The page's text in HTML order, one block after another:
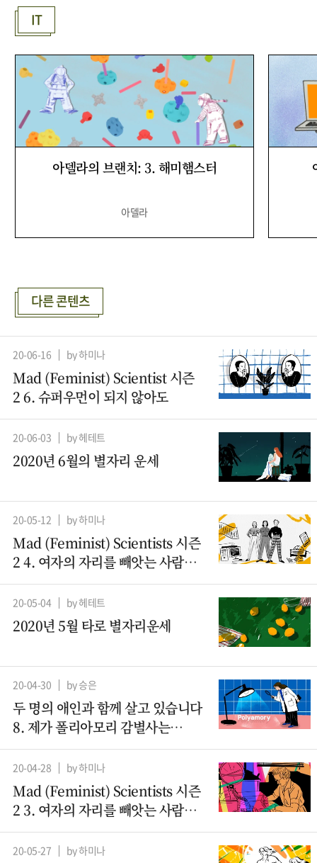
IT
아델라의 브랜치: 3. 해미햄스터
아델라
다른 콘텐츠
20-06-16 by 하미나
Mad (Feminist) Scientist 시즌
2 6. 슈퍼우먼이 되지 않아도
20-06-03 by 헤테트
2020년 6월의 별자리 운세
20-05-12 by 하미나
Mad (Feminist) Scientists 시즌
2 4. 여자의 자리를 빼앗는 사람들
– 컴퓨터과학 (2)
20-05-04 by 헤테트
2020년 5월 타로 별자리운세
20-04-30 by 승은
두 명의 애인과 함께 살고 있습니다
8. 제가 폴리아모리 감별사는
아니지만요
20-04-28 by 하미나
Mad (Feminist) Scientists 시즌
2 3. 여자의 자리를 빼앗는 사람들 -
컴퓨터과학(1)
20-05-27 by 하미나